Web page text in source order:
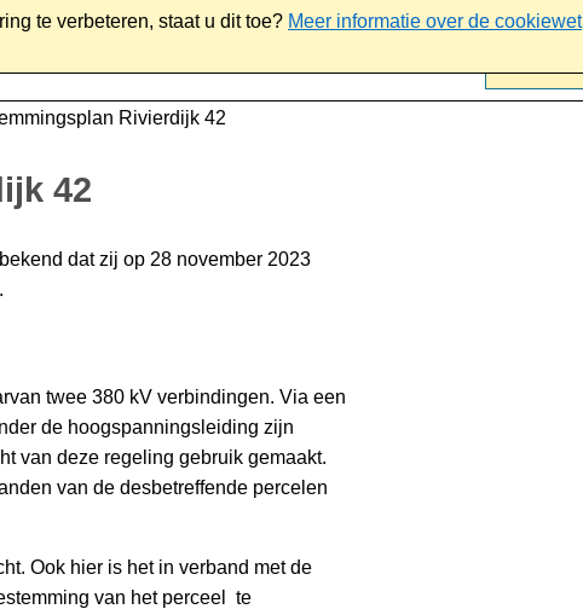
te verbeteren, staat u dit toe? Meer informatie over de cookiewet
Rivierdijk 42
42
dat zij op 28 november 2023
twee 380 kV verbindingen. Via een
de hoogspanningsleiding zijn
van deze regeling gebruik gemaakt.
van de desbetreffende percelen
Ook hier is het in verband met de
van het perceel te